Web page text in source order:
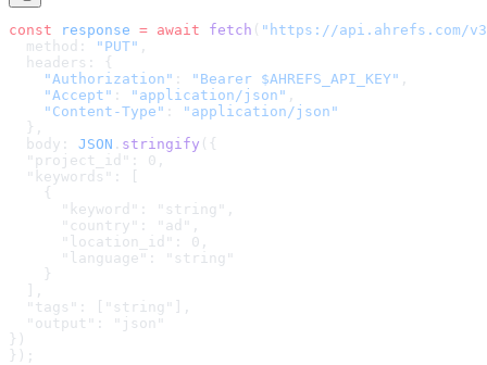
const response = await fetch ( " https://api.ahrefs.com/
  method:
"PUT" ,
  headers: {
    "Authorization"
: "Bearer $AHREFS_API_KEY" ,
    "Accept"
: "application/json" ,
    "Content-Type"
:
"application/json"
  },
  body:
JSON . stringify ( {
  "project_id": 0,
  "keywords": [
    {
      "keyword": "string",
      "country": "ad",
      "location_id": 0,
      "language": "string"
    }
  ],
  "tags": ["string"],
  "output": "json"
} )
});